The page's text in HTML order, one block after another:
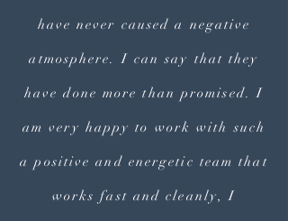
have never caused a negative
atmosphere. I can say that they
have done more than promised. I
am very happy to work with such
a positive and energetic team that
works fast and cleanly, I